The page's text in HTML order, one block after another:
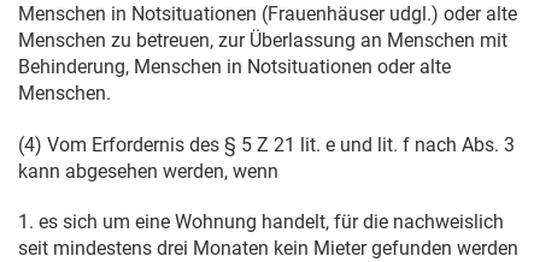
Menschen in Notsituationen (Frauenhäuser udgl.) oder alte
Menschen zu betreuen, zur Überlassung an Menschen mit
Behinderung, Menschen in Notsituationen oder alte
Menschen.
(4) Vom Erfordernis des § 5 Z 21 lit. e und lit. f nach Abs. 3
kann abgesehen werden, wenn
1. es sich um eine Wohnung handelt, für die nachweislich
seit mindestens drei Monaten kein Mieter gefunden werden